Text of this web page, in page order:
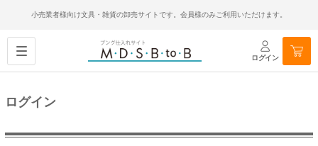
小売業者様向け文具・雑貨の卸売サイトです。会員様のみご利用いただけます。
ログイン
ログイン